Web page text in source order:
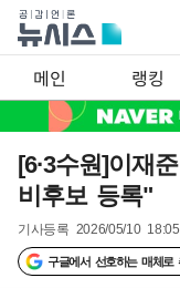
메인 랭킹
[6·3수원]이재
비후보 등록"
기사등록 2026/05/10
구글에서 선호하는 매체로